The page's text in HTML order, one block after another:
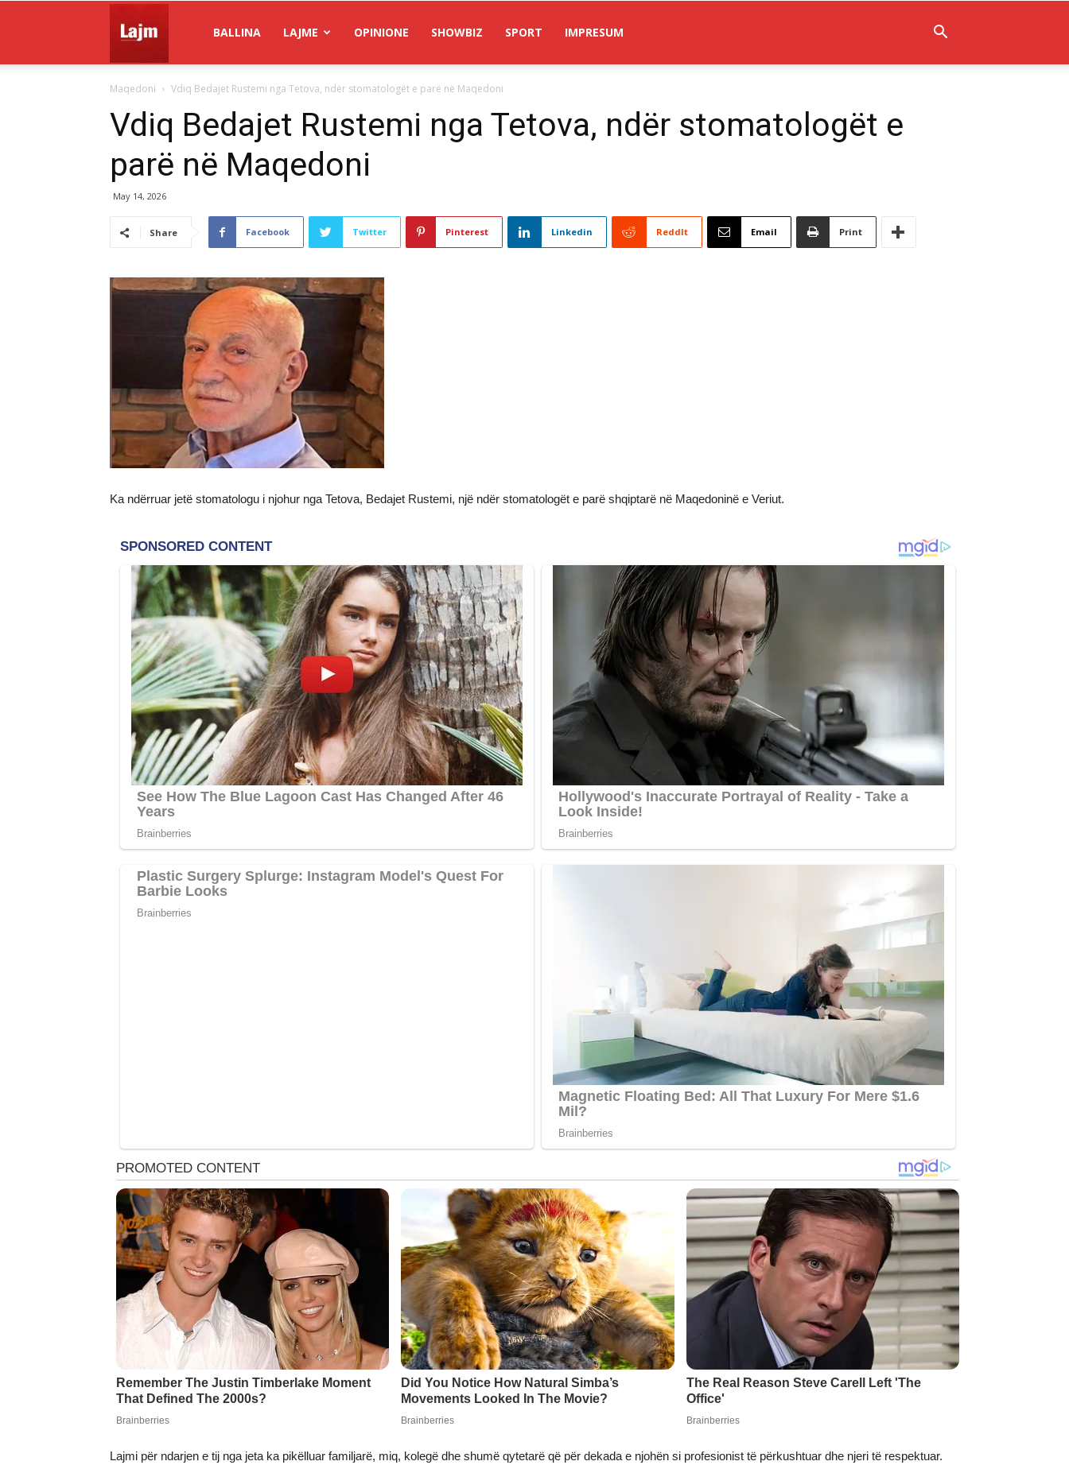
Lajm
BALLINA LAJME OPINIONE SHOWBIZ SPORT IMPRESUM
Maqedoni Vdiq Bedajet Rustemi nga Tetova, ndër stomatologët e parë në Maqedoni
Vdiq Bedajet Rustemi nga Tetova, ndër stomatologët e
parë në Maqedoni
May 14, 2026
Share Facebook Twitter Pinterest Linkedin ReddIt Email Print
Ka ndërruar jetë stomatologu i njohur nga Tetova, Bedajet Rustemi, një ndër stomatologët e parë shqiptarë në Maqedoninë e Veriut.
Lajmi për ndarjen e tij nga jeta ka pikëlluar familjarë, miq, kolegë dhe shumë qytetarë që për dekada e njohën si profesionist të përkushtuar dhe njeri të respektuar.